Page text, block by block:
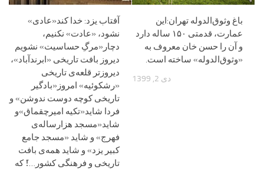
آفتاب یزد: خدا کند«عادی»
نشود، «عادت» نکنیم،
دچار«مرگِ حساسیت» نشویم
دیروز بافت تاریخی «ابرندآباد»،
دیروزتر قلعه‌ی تاریخی
«رشکوئیه» امروز«بادگیر
تاریخی کوچه دوست ندوشن» و
فردا شاید«تکیه امیرچقماق»و
شاید«مسجد هزارساله‌ی
فهرج» و شاید «مسجد جامع
کبیر یزد» و شاید همه‌ی بافت
تاریخی و فرهنگی کشور…!َ که
باغ وثوق‌الدوله تهران:این
عمارت، قدمتی ۱۵۰ ساله دارد
و آن را حسن خان معروف به
«وثوق‌الدوله» ساخته است.
دی 2, 1399